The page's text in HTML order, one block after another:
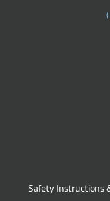
)
Safety Instructions